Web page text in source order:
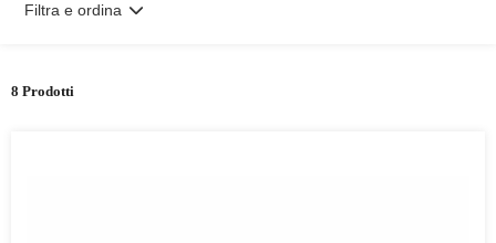
8 Prodotti
Filtra e ordina